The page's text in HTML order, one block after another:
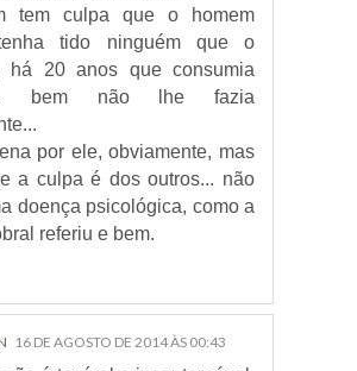
tem culpa que o homem
tido ninguém que o
há 20 anos que consumia
bem não lhe fazia
por ele, obviamente, mas
a culpa é dos outros... não
doença psicológica, como a
referiu e bem.
16 DE AGOSTO DE 2014 ÀS 00:43